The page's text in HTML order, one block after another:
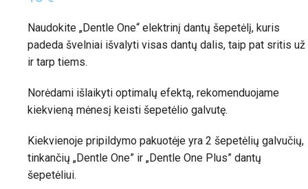
Naudokite „Dentle One“ elektrinį dantų šepetėlį, kuris
padeda švelniai išvalyti visas dantų dalis, taip pat sritis už
ir tarp tiems.
Norėdami išlaikyti optimalų efektą, rekomenduojame
kiekvieną mėnesį keisti šepetėlio galvutę.
Kiekvienoje pripildymo pakuotėje yra 2 šepetėlių galvučių,
tinkančių „Dentle One” ir „Dentle One Plus” dantų
šepetėliui.